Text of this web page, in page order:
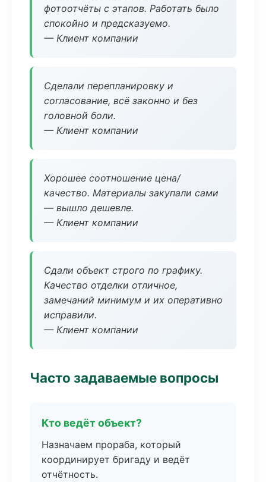
фотоотчёты с этапов. Работать было
спокойно и предсказуемо.
— Клиент компании
Сделали перепланировку и
согласование, всё законно и без
головной боли.
— Клиент компании
Хорошее соотношение цена/
качество. Материалы закупали сами
— вышло дешевле.
— Клиент компании
Сдали объект строго по графику.
Качество отделки отличное,
замечаний минимум и их оперативно
исправили.
— Клиент компании
Часто задаваемые вопросы
Кто ведёт объект?
Назначаем прораба, который
координирует бригаду и ведёт
отчётность.